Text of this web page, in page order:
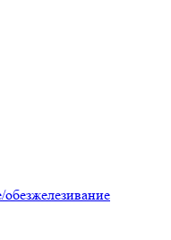
обезжелезивание